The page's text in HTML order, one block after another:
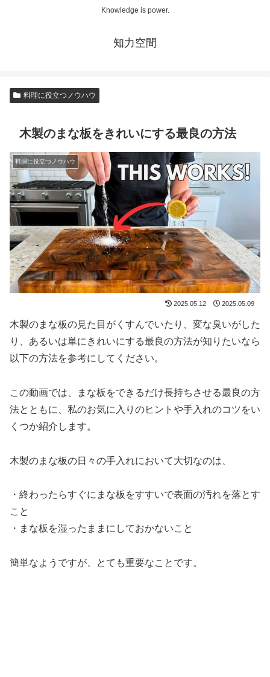
Knowledge is power.
知力空間
料理に役立つノウハウ
木製のまな板をきれいにする最良の方法
料理に役立つノウハウ
2025.05.12 2025.05.09
木製のまな板の見た目がくすんでいたり、変な臭いがした
り、あるいは単にきれいにする最良の方法が知りたいなら
以下の方法を参考にしてください。
この動画では、まな板をできるだけ長持ちさせる最良の方
法とともに、私のお気に入りのヒントや手入れのコツをい
くつか紹介します。
木製のまな板の日々の手入れにおいて大切なのは、
・終わったらすぐにまな板をすすいで表面の汚れを落とす
こと
・まな板を湿ったままにしておかないこと
簡単なようですが、とても重要なことです。